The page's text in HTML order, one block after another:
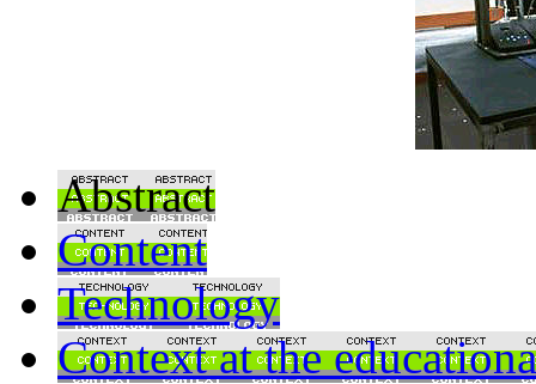
Abstract
Content
Technology
Context at the